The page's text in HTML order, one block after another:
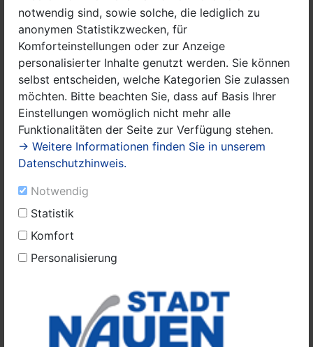
notwendig sind, sowie solche, die lediglich zu
anonymen Statistikzwecken, für
Komforteinstellungen oder zur Anzeige
personalisierter Inhalte genutzt werden. Sie können
selbst entscheiden, welche Kategorien Sie zulassen
möchten. Bitte beachten Sie, dass auf Basis Ihrer
Einstellungen womöglich nicht mehr alle
Funktionalitäten der Seite zur Verfügung stehen.
→ Weitere Informationen finden Sie in unserem
Datenschutzhinweis.
Notwendig
Statistik
Komfort
Personalisierung
auch hier an das Personalamt zu richten.
Personalwesen
Adresse
Rathausplatz 1
14641 Nauen
Kontakt
03321 408 -216
E-Mail senden
Internetseite
Öffnungszeiten
Haus 2, Zimmer 14, 16 und 17